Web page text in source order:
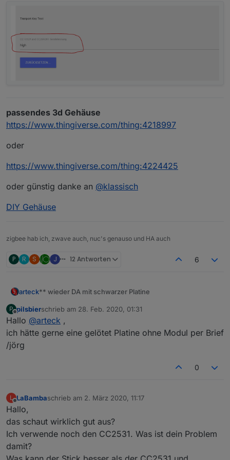
passendes 3d Gehäuse
https://www.thingiverse.com/thing:4218997
oder
https://www.thingiverse.com/thing:4224425
oder günstig danke an @klassisch
DIY Gehäuse
zigbee hab ich, zwave auch, nuc's genauso und HA auch
P R S J 12 Antworten 6
arteck** wieder DA mit schwarzer Platine
P
Offline
pilsbierschrieb am 28. Feb. 2020, 01:31
zuletzt editiert von
Hallo @arteck ,
ich hätte gerne eine gelötet Platine ohne Modul per Brief
/jörg
0
L
Offline
LaBambaschrieb am 2. März 2020, 11:17
zuletzt editiert von
Hallo,
das schaut wirklich gut aus?
Ich verwende noch den CC2531. Was ist dein Problem
damit?